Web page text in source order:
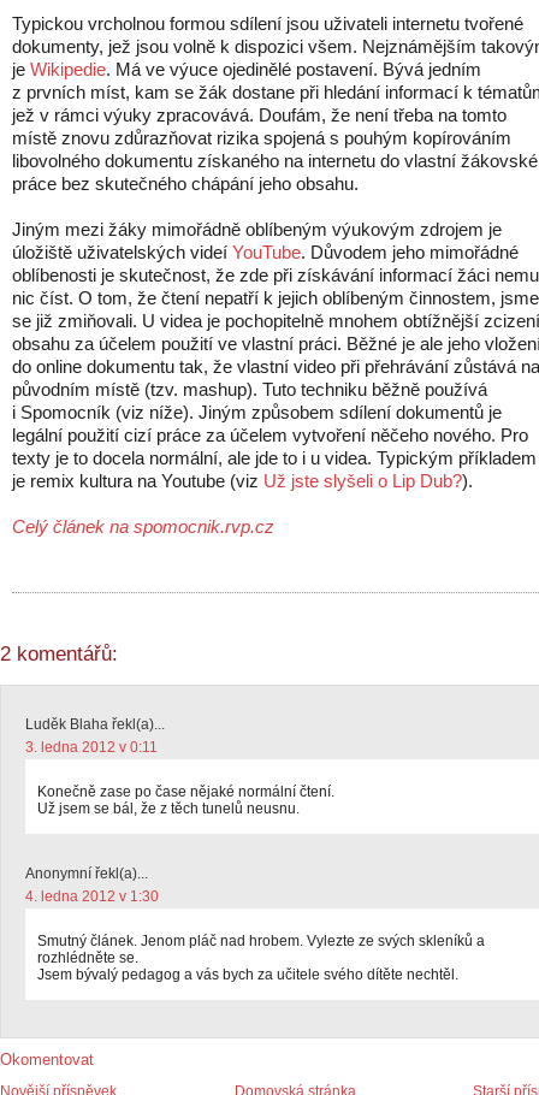
Typickou vrcholnou formou sdílení jsou uživateli internetu tvořené
dokumenty, jež jsou volně k dispozici všem. Nejznámějším
je Wikipedie. Má ve výuce ojedinělé postavení. Bývá jedním
z prvních míst, kam se žák dostane při hledání informací k
jež v rámci výuky zpracovává. Doufám, že není třeba na tomto
místě znovu zdůrazňovat rizika spojená s pouhým kopírováním
libovolného dokumentu získaného na internetu do vlastní žákovské
práce bez skutečného chápání jeho obsahu.
Jiným mezi žáky mimořádně oblíbeným výukovým zdrojem je
úložiště uživatelských videí YouTube. Důvodem jeho mimořádné
oblíbenosti je skutečnost, že zde při získávání informací žáci
nic číst. O tom, že čtení nepatří k jejich oblíbeným činnostem, jsme
se již zmiňovali. U videa je pochopitelně mnohem obtížnější zcizení
obsahu za účelem použití ve vlastní práci. Běžné je ale jeho
do online dokumentu tak, že vlastní video při přehrávání zůstává na
původním místě (tzv. mashup). Tuto techniku běžně používá
i Spomocník (viz níže). Jiným způsobem sdílení dokumentů je
legální použití cizí práce za účelem vytvoření něčeho nového. Pro
texty je to docela normální, ale jde to i u videa. Typickým příkladem
je remix kultura na Youtube (viz Už jste slyšeli o Lip Dub?).
Celý článek na spomocnik.rvp.cz
2 komentářů:
Luděk Blaha řekl(a)...
3. ledna 2012 v 0:11
Konečně zase po čase nějaké normální čtení.
Už jsem se bál, že z těch tunelů neusnu.
Anonymní řekl(a)...
4. ledna 2012 v 1:30
Smutný článek. Jenom pláč nad hrobem. Vylezte ze svých skleníků a
rozhlédněte se.
Jsem bývalý pedagog a vás bych za učitele svého dítěte nechtěl.
Okomentovat
Novější příspěvek Starší
Domovská stránka